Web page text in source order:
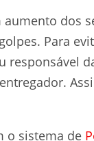
dos
Para
responsável
o sistema de